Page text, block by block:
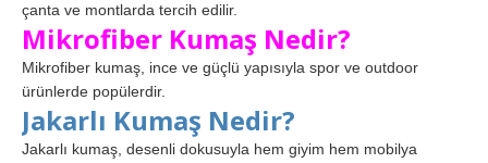
çanta ve montlarda tercih edilir.
Mikrofiber Kumaş Nedir?
Mikrofiber kumaş, ince ve güçlü yapısıyla spor ve outdoor
ürünlerde popülerdir.
Jakarlı Kumaş Nedir?
Jakarlı kumaş, desenli dokusuyla hem giyim hem mobilya